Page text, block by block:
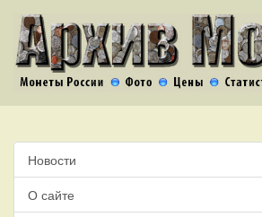
Новости
О сайте